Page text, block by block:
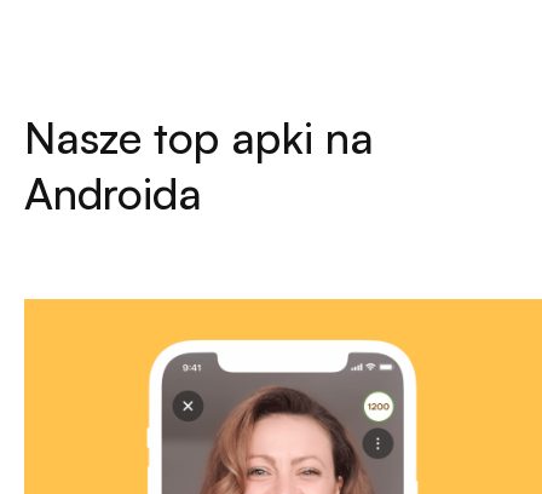
Nasze top apki na
Androida